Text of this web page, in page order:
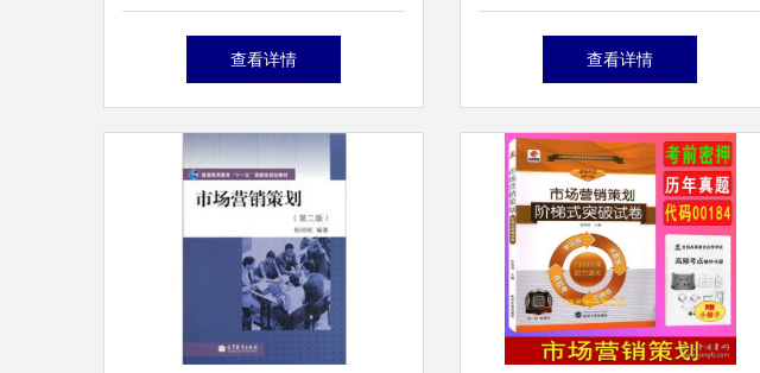
业与广州萝薇一站式市场营销
查看详情
赋能新时代营销人才的数字平
查看详情